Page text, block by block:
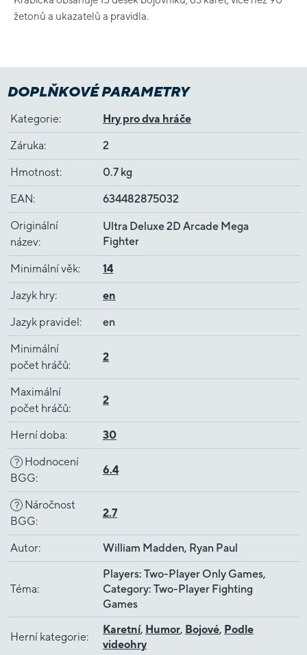
žetonů a ukazatelů a pravidla.
DOPLŇKOVÉ PARAMETRY
Kategorie: Hry pro dva hráče
Záruka: 2
Hmotnost: 0.7 kg
EAN: 634482875032
Originální
název:
Ultra Deluxe 2D Arcade Mega
Fighter
Minimální věk: 14
Jazyk hry: en
Jazyk pravidel: en
Minimální
počet hráčů:
2
Maximální
počet hráčů:
2
Herní doba: 30
? Hodnocení
BGG:
6.4
? Náročnost
BGG:
2.7
Autor: William Madden, Ryan Paul
Téma:
Players: Two-Player Only Games,
Category: Two-Player Fighting
Games
Herní kategorie:
Karetní, Humor, Bojové, Podle
videohry